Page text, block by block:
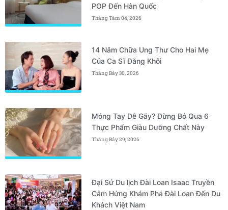
POP Đến Hàn Quốc
Tháng Tám 04, 2026
14 Năm Chữa Ung Thư Cho Hai Mẹ
Của Ca Sĩ Đăng Khôi
Tháng Bảy 30, 2026
Móng Tay Dễ Gãy? Đừng Bỏ Qua 6
Thực Phẩm Giàu Dưỡng Chất Này
Tháng Bảy 29, 2026
Đại Sứ Du lịch Đài Loan Isaac Truyền
Cảm Hứng Khám Phá Đài Loan Đến Du
Khách Việt Nam